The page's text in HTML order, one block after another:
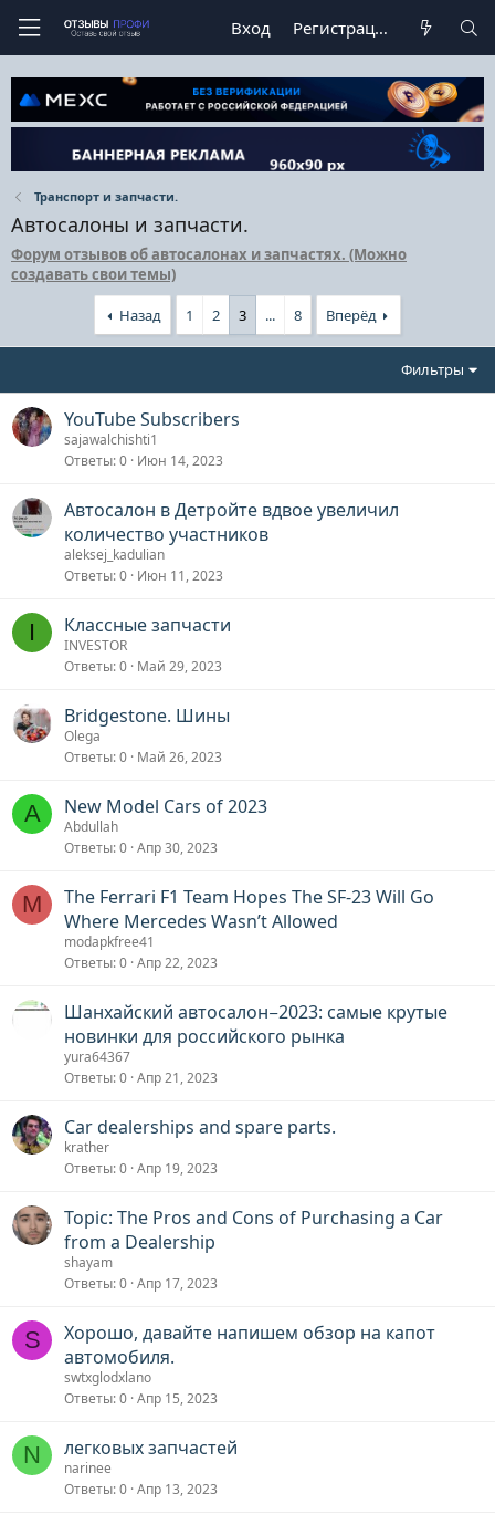
Вход Регистрация
Транспорт и запчасти.
Автосалоны и запчасти.
Форум отзывов об автосалонах и запчастях. (Можно
создавать свои темы)
Назад 1 2 3 ... 8 Вперёд
Фильтры
YouTube Subscribers
sajawalchishti1
Ответы 0 Июн 14, 2023
Автосалон в Детройте вдвое увеличил
количество участников
aleksej_kadulian
Ответы 0 Июн 11, 2023
I Классные запчасти
INVESTOR
Ответы 0 Май 29, 2023
Bridgestone. Шины
Olega
Ответы 0 Май 26, 2023
A New Model Cars of 2023
Abdullah
Ответы 0 Апр 30, 2023
M
The Ferrari F1 Team Hopes The SF-23 Will Go
Where Mercedes Wasn’t Allowed
modapkfree41
Ответы 0 Апр 22, 2023
Шанхайский автосалон−2023: самые крутые
новинки для российского рынка
yura64367
Ответы 0 Апр 21, 2023
Car dealerships and spare parts.
krather
Ответы 0 Апр 19, 2023
Topic: The Pros and Cons of Purchasing a Car
from a Dealership
shayam
Ответы 0 Апр 17, 2023
S
Хорошо, давайте напишем обзор на капот
автомобиля.
swtxglodxlano
Ответы 0 Апр 15, 2023
N легковых запчастей
narinee
Ответы 0 Апр 13, 2023